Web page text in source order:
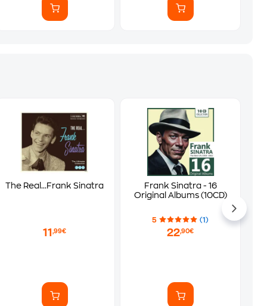
The Real...Frank Sinatra
11,99€
Frank Sinatra - 16
Original Albums (10CD)
5 (1)
22,90€